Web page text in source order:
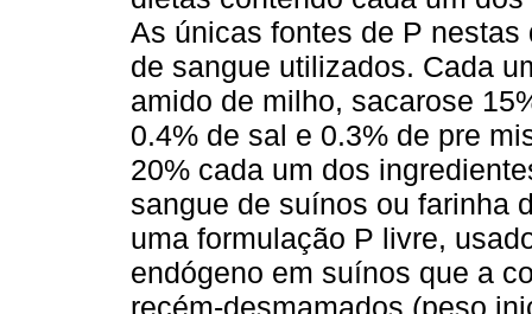
As únicas fontes de P
de sangue utilizados. Cada
amido de milho, sacarose
0.4% de sal e 0.3% de pre
20% cada um dos
sangue de suínos ou farinha
uma formulação P livre,
endógeno em suínos que a
recém-desmamados (peso